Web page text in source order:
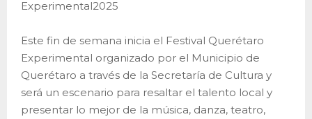
Experimental2025
Este fin de semana inicia el Festival Querétaro
Experimental organizado por el Municipio de
Querétaro a través de la Secretaría de Cultura y
será un escenario para resaltar el talento local y
presentar lo mejor de la música, danza, teatro,